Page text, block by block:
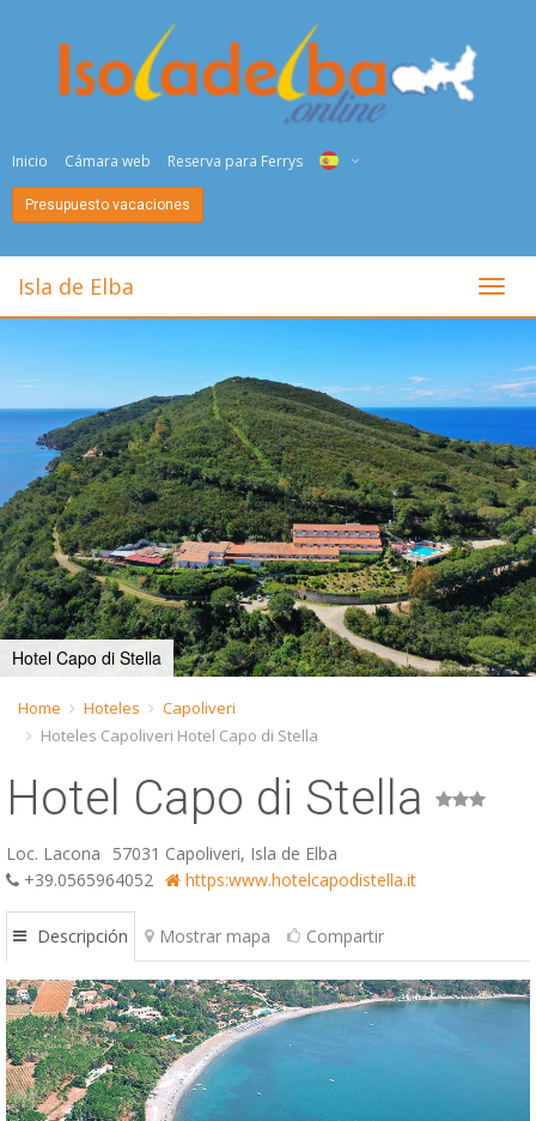
Inicio Cámara web Reserva para Ferrys
DEU
FRA
PYC
DAN
ESP
SLO
Presupuesto vacaciones
Isla de Elba
Hotel Capo di Stella
Home Hoteles
Capoliveri
Hoteles Capoliveri Hotel Capo di Stella
Hotel Capo di Stella
Loc. Lacona
57031 Capoliveri, Isla de Elba
+39.0565964052
https:www.hotelcapodistella.it
Descripción Mostrar mapa Compartir